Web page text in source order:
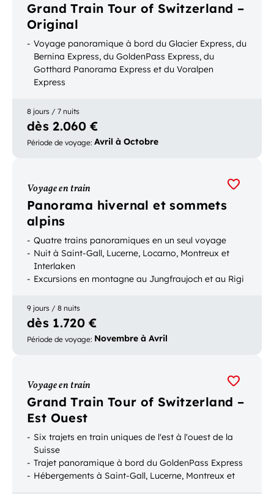
Grand Train Tour of Switzerland –
Original
Voyage panoramique à bord du Glacier Express, du
Bernina Express, du GoldenPass Express, du
Gotthard Panorama Express et du Voralpen
Express
Possibilité de réserver avec transport des bagages
8 jours / 7 nuits
dès 2.060 €
Période de voyage: Avril à Octobre
Voyage en train
Panorama hivernal et sommets
alpins
Quatre trains panoramiques en un seul voyage
Nuit à Saint-Gall, Lucerne, Locarno, Montreux et
Interlaken
Excursions en montagne au Jungfraujoch et au Rigi
9 jours / 8 nuits
dès 1.720 €
Période de voyage: Novembre à Avril
Voyage en train
Grand Train Tour of Switzerland –
Est Ouest
Six trajets en train uniques de l'est à l'ouest de la
Suisse
Trajet panoramique à bord du GoldenPass Express
Hébergements à Saint-Gall, Lucerne, Montreux et